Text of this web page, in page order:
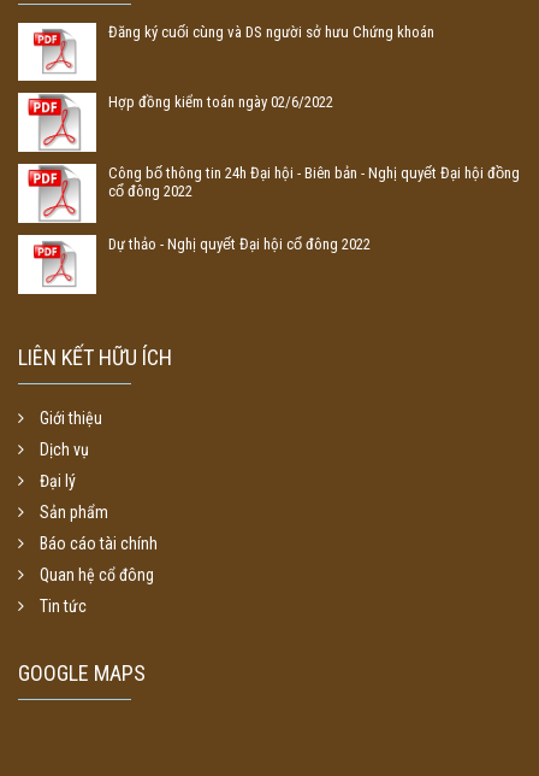
Đăng ký cuối cùng và DS người sở hưu Chứng khoán
Hợp đồng kiểm toán ngày 02/6/2022
Công bố thông tin 24h Đại hội - Biên bản - Nghị quyết Đại hội đồng
cổ đông 2022
Dự thảo - Nghị quyết Đại hội cổ đông 2022
LIÊN KẾT HỮU ÍCH
Giới thiệu
Dịch vụ
Đại lý
Sản phẩm
Báo cáo tài chính
Quan hệ cổ đông
Tin tức
GOOGLE MAPS